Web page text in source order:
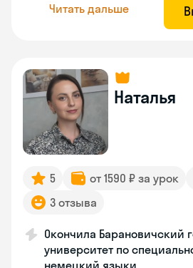
Читать дальше
Наталья
5 от 1590 ₽ за урок
3 отзыва
Окончила Барановичский
университет по
немецкий языки